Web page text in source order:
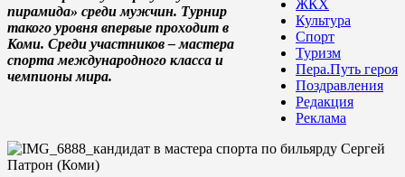
ЖКХ
Культура
Спорт
Туризм
Пера.Путь героя
Поздравления
Редакция
Реклама
пирамида» среди мужчин. Турнир
такого уровня впервые проходит в
Коми. Среди участников – мастера
спорта международного класса и
чемпионы мира.